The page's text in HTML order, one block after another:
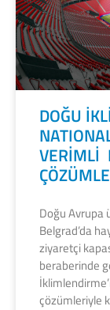
DOĞU
VERİMLİ
Doğu Avrupa
Belgrad’da
ziyaretçi
beraberinde
çözümleriyle